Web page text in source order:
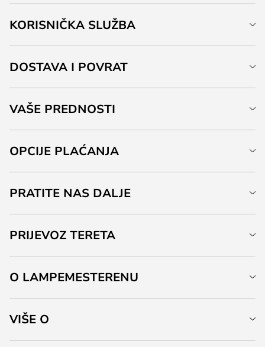
KORISNIČKA SLUŽBA
DOSTAVA I POVRAT
VAŠE PREDNOSTI
OPCIJE PLAĆANJA
PRATITE NAS DALJE
PRIJEVOZ TERETA
O LAMPEMESTERENU
VIŠE O